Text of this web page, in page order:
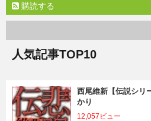
購読する
人気記事TOP10
西尾維新【伝説シリ
かり
12,057ビュー